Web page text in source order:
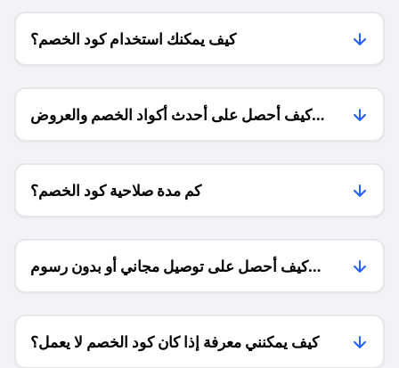
كيف يمكنك استخدام كود الخصم؟
كيف أحصل على أحدث أكواد الخصم والعروض
للمتاجر؟
كم مدة صلاحية كود الخصم؟
كيف أحصل على توصيل مجاني أو بدون رسوم
الشحن ؟
كيف يمكنني معرفة إذا كان كود الخصم لا يعمل؟